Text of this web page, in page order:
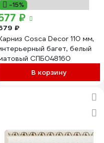
-15%
₽
₽
Cosca Decor 110 мм,
багет, белый
СПБ048160
В корзину